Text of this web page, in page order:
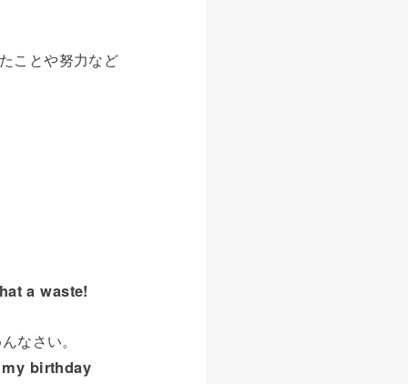
ことや努力など
a waste!
なさい。
birthday